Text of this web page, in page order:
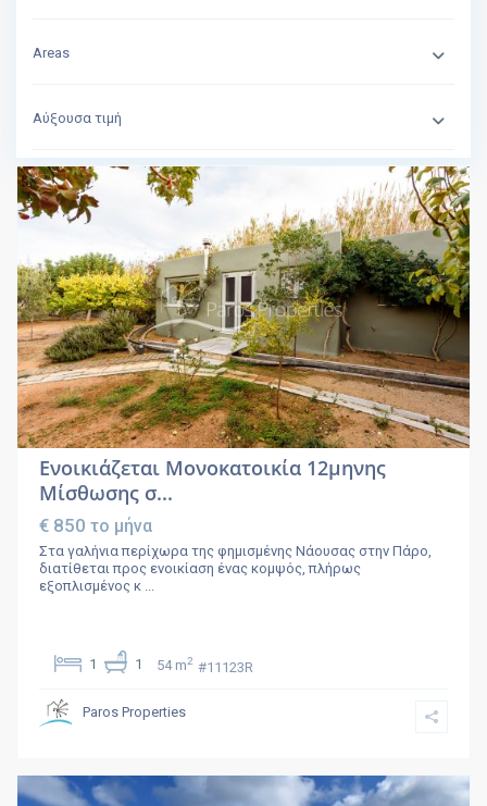
Areas
Αύξουσα τιμή
Ενοικιάζεται Μονοκατοικία 12μηνης
Μίσθωσης σ...
€ 850το μήνα
Στα γαλήνια περίχωρα της φημισμένης Νάουσας στην Πάρο,
διατίθεται προς ενοικίαση ένας κομψός, πλήρως
εξοπλισμένος κ ...
1 1 54 m2 #11123R
Paros Properties